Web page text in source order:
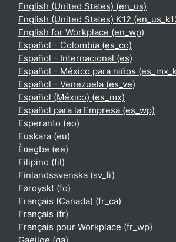
English (United States) ‎(en_us)‎
English (United States) K12
English for Workplace ‎(en_wp)‎
Español - Colombia ‎(es_co)‎
Español - Internacional ‎(es)‎
Español - México para niños
Español - Venezuela ‎(es_ve)‎
Español (México) ‎(es_mx)‎
Español para la Empresa ‎(es_wp)‎
Esperanto ‎(eo)‎
Euskara ‎(eu)‎
Èʋegbe ‎(ee)‎
Filipino ‎(fil)‎
Finlandssvenska ‎(sv_fi)‎
Føroyskt ‎(fo)‎
Français (Canada) ‎(fr_ca)‎
Français ‎(fr)‎
Français pour Workplace ‎(fr_wp)‎